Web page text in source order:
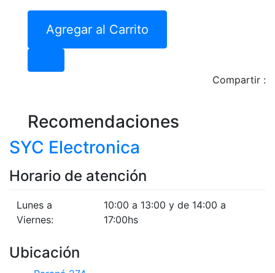
Agregar al Carrito
Compartir :
Recomendaciones
SYC Electronica
Horario de atención
Lunes a
Viernes:
10:00 a 13:00 y de 14:00 a
17:00hs
Ubicación